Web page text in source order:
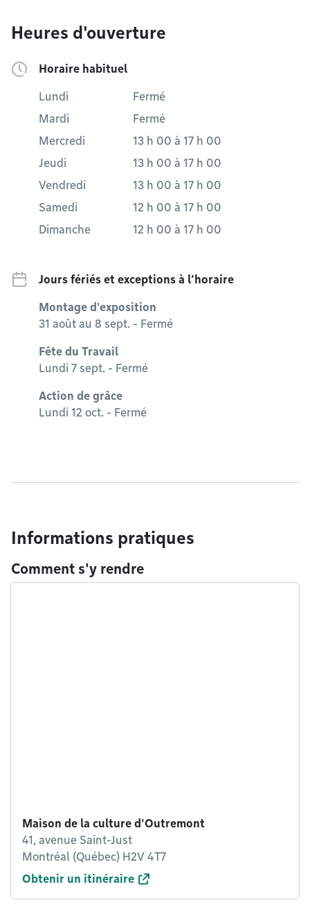
Heures d'ouverture
Horaire habituel
Lundi
Fermé
Mardi
Fermé
Mercredi
13 h 00 à 17 h 00
Jeudi
13 h 00 à 17 h 00
Vendredi
13 h 00 à 17 h 00
Samedi
12 h 00 à 17 h 00
Dimanche
12 h 00 à 17 h 00
Jours fériés et exceptions à l’horaire
Montage d'exposition
31 août au 8 sept. - Fermé
Fête du Travail
Lundi 7 sept. - Fermé
Action de grâce
Lundi 12 oct. - Fermé
Informations pratiques
Comment s'y rendre
Maison de la culture d'Outremont
41, avenue Saint-Just
Montréal (Québec) H2V 4T7
Obtenir un itinéraire